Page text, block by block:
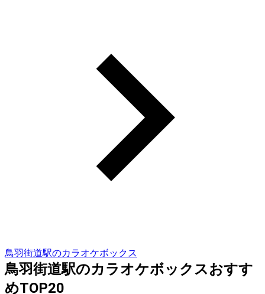
鳥羽街道駅のカラオケボックス
鳥羽街道駅のカラオケボックスおすす
めTOP20